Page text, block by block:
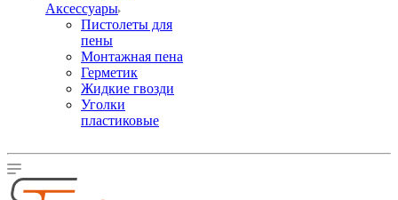
Аксессуары
Пистолеты для
пены
Монтажная пена
Герметик
Жидкие гвозди
Уголки
пластиковые